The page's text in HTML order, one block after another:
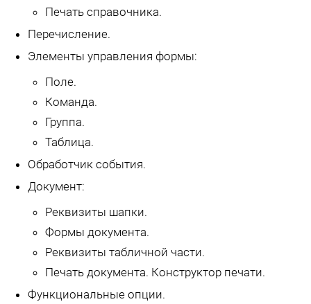
Печать справочника.
Перечисление.
Элементы управления формы:
Поле.
Команда.
Группа.
Таблица.
Обработчик события.
Документ:
Реквизиты шапки.
Формы документа.
Реквизиты табличной части.
Печать документа. Конструктор печати.
Функциональные опции.